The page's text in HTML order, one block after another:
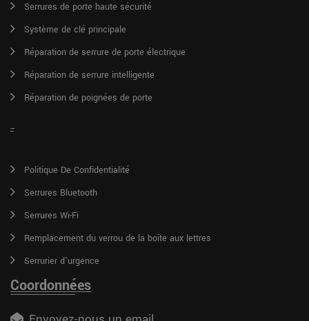
Serrures de porte haute sécurité
Système de clé principale
Réparation de serrure de porte électrique
Réparation de serrure intelligente
Réparation de poignées de porte
Politique De Confidentialité
Serrures Bluetooth
Serrures Wi-Fi
Remplacement du verrou de la boîte aux lettres
Serrurier d'urgence
Coordonnées